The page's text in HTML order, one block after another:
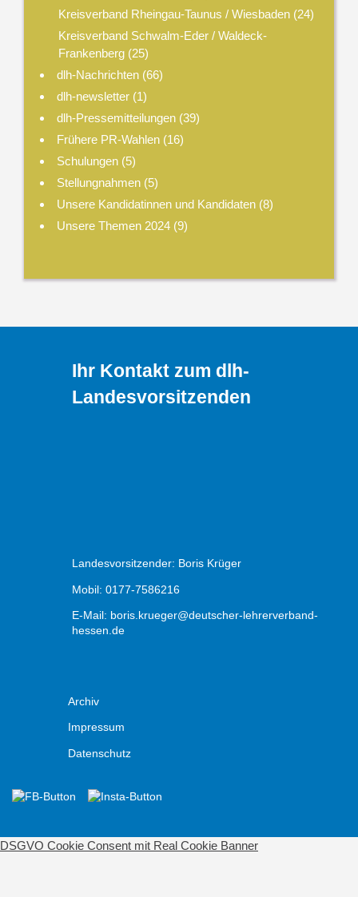
Kreisverband Rheingau-Taunus / Wiesbaden(24)
Kreisverband Schwalm-Eder / Waldeck-
Frankenberg(25)
dlh-Nachrichten (66)
dlh-newsletter (1)
dlh-Pressemitteilungen (39)
Frühere PR-Wahlen (16)
Schulungen (5)
Stellungnahmen (5)
Unsere Kandidatinnen und Kandidaten (8)
Unsere Themen 2024 (9)
Ihr Kontakt zum dlh-
Landesvorsitzenden
Landesvorsitzender: Boris Krüger
Mobil: 0177-7586216
E-Mail: boris.krueger@deutscher-lehrerverband-
hessen.de
Archiv
Impressum
Datenschutz
DSGVO Cookie Consent mit Real Cookie Banner